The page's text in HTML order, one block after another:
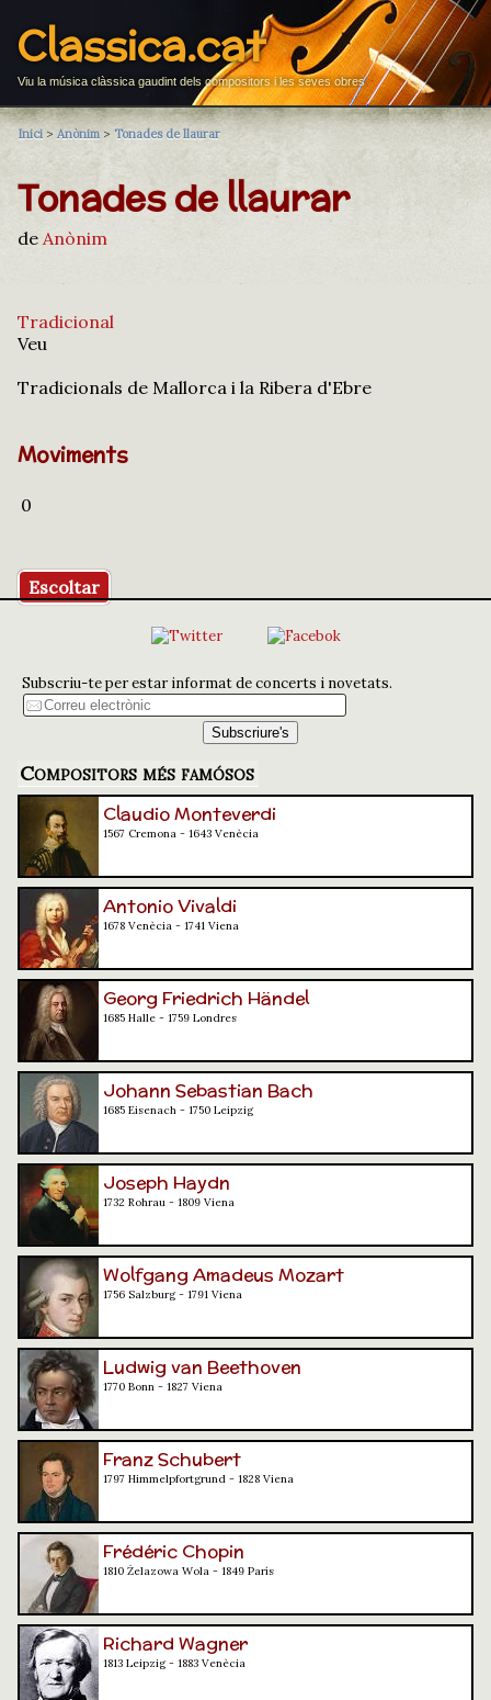
Classica.cat
Viu la música clàssica gaudint dels compositors i les seves obres
Inici > Anònim > Tonades de llaurar
Tonades de llaurar
de Anònim
Tradicional
Veu
Tradicionals de Mallorca i la Ribera d'Ebre
Moviments
0
Escoltar
Subscriu-te per estar informat de concerts i novetats.
Compositors més famósos
Claudio Monteverdi
1567 Cremona - 1643 Venècia
Antonio Vivaldi
1678 Venècia - 1741 Viena
Georg Friedrich Händel
1685 Halle - 1759 Londres
Johann Sebastian Bach
1685 Eisenach - 1750 Leipzig
Joseph Haydn
1732 Rohrau - 1809 Viena
Wolfgang Amadeus Mozart
1756 Salzburg - 1791 Viena
Ludwig van Beethoven
1770 Bonn - 1827 Viena
Franz Schubert
1797 Himmelpfortgrund - 1828 Viena
Frédéric Chopin
1810 Żelazowa Wola - 1849 París
Richard Wagner
1813 Leipzig - 1883 Venècia